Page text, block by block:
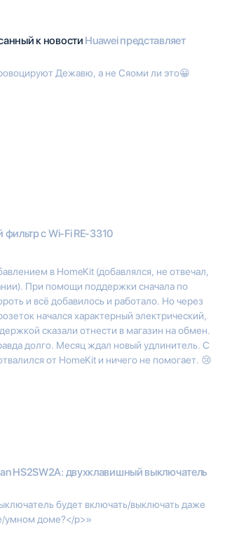
к новости Huawei представляет
Дежавю, а не Сяоми ли это😀
фильтр с Wi-Fi RE-3310
в HomeKit (добавлялся, не отвечал,
При помощи поддержки сначала по
и всё добавилось и работало. Но через
начался характерный электрический,
сказали отнести в магазин на обмен.
долго. Месяц ждал новый удлинитель. С
от HomeKit и ничего не помогает. 😢
HS2SW2A: двухклавишный выключатель
будет включать/выключать даже
умном доме?</p>»